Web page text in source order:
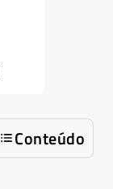
Conteúdo